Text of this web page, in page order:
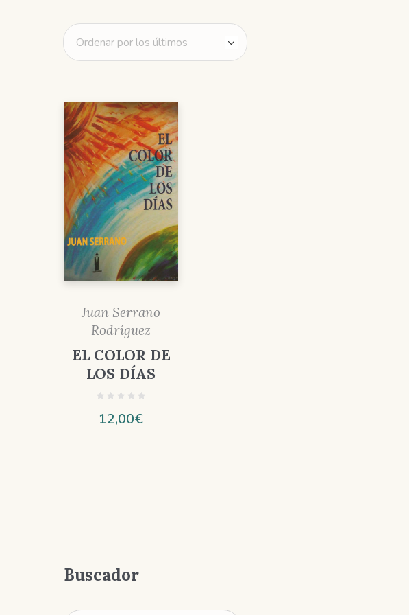
Juan Serrano
Rodríguez
EL COLOR DE
LOS DÍAS
12,00€
Buscador